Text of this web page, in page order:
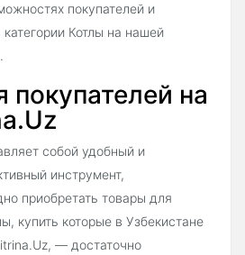
покупателей и
Котлы на нашей
покупателей на
собой удобный и
инструмент,
приобретать товары для
купить которые в Узбекистане
— достаточно